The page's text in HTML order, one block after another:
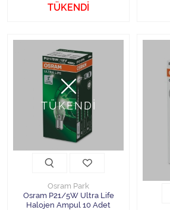
TÜKENDİ
TÜKENDİ
Osram Park
Osram P21/5W Ultra Life
Halojen Ampul 10 Adet